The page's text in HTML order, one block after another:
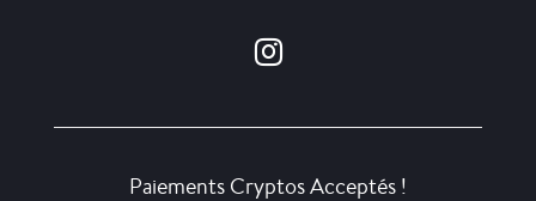
Paiements Cryptos Acceptés !